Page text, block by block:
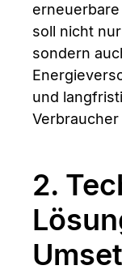
soll nicht
sondern
und
2.